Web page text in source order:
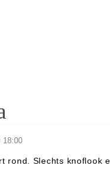
18:00
rond. Slechts knoflook